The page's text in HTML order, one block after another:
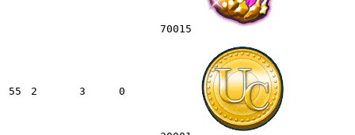
70015
55 2 3 0